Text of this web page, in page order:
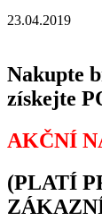
23.04.2019
Nakupte
získejte
AKČNÍ
(PLATÍ